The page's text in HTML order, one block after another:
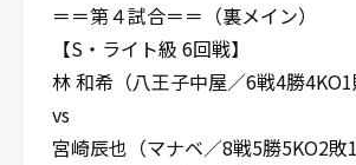
＝＝第４試合＝＝（裏メイン）
【S・ライト級 6回戦】
林 和希（八王子中屋／6戦4勝
vs
宮崎辰也（マナベ／8戦5勝5KO2敗1